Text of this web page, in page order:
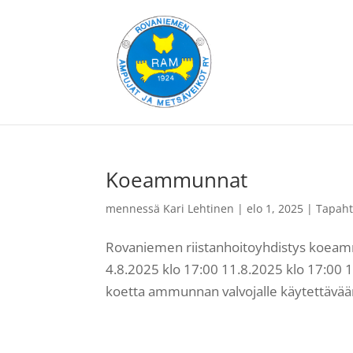
Koeammunnat
mennessä Kari Lehtinen |elo 1, 2025 |
Rovaniemen riistanhoitoyhdistys
4.8.2025 klo 17:00 11.8.2025 klo 17:00
koetta ammunnan valvojalle